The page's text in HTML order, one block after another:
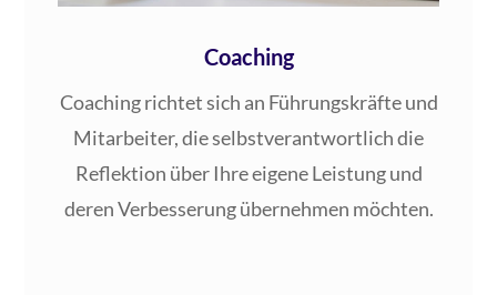
Coaching
Coa­ching rich­tet sich an Füh­rungs­kräf­te und
Mit­ar­bei­ter, die selbst­ver­ant­wort­lich die
Reflek­ti­on über Ihre eige­ne Leis­tung und
deren Ver­bes­se­rung über­neh­men möchten.